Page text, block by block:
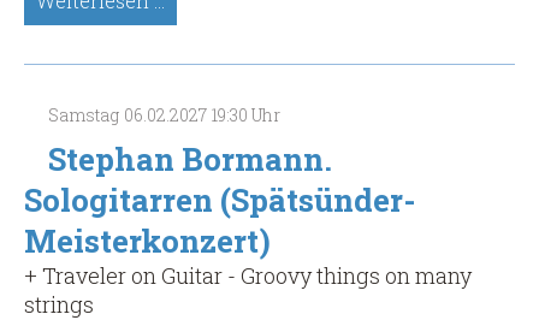
Stotzem
Samstag 06.02.2027 19:30 Uhr
Stephan Bormann.
Sologitarren (Spätsünder-
Meisterkonzert)
+ Traveler on Guitar - Groovy things on many
strings